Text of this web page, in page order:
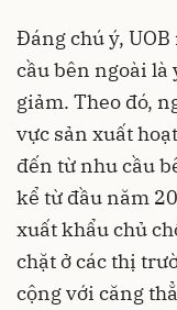
Đáng chú ý,
cầu bên ngoài là
giảm. Theo đó,
vực sản xuất
đến từ nhu cầu
kể từ đầu năm
xuất khẩu chủ
chặt ở các thị
cộng với căng